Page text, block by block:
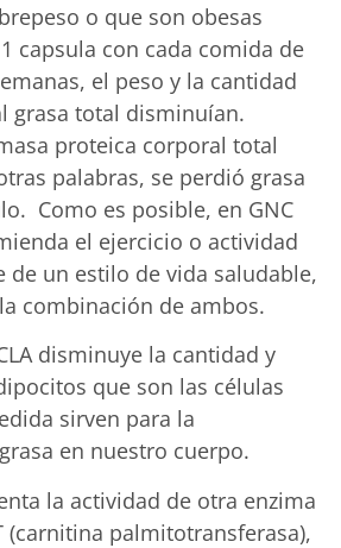
o que son obesas
capsula con cada comida de
el peso y la cantidad
grasa total disminuían.
proteica corporal total
palabras, se perdió grasa
Como es posible, en GNC
el ejercicio o actividad
de un estilo de vida saludable,
combinación de ambos.
disminuye la cantidad y
que son las células
sirven para la
en nuestro cuerpo.
la actividad de otra enzima
(carnitina palmitotransferasa),